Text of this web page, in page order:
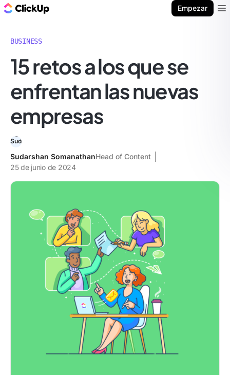
Empezar
BUSINESS
15 retos a los que se
enfrentan las nuevas
empresas
Sudarshan SomanathanHead of Content
25 de junio de 2024